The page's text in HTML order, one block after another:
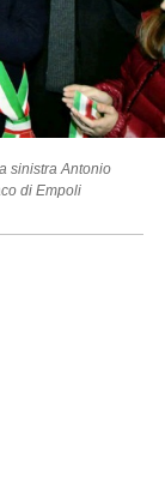
sinistra Antonio
di Empoli